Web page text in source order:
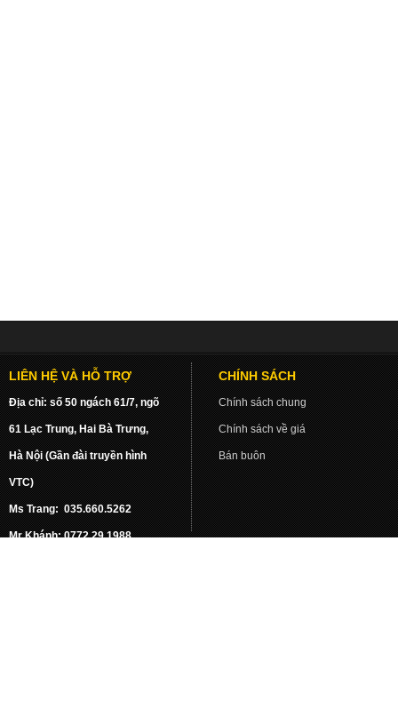
LIÊN HỆ VÀ HỖ TRỢ
Địa chỉ: số 50 ngách 61/7, ngõ
61 Lạc Trung, Hai Bà Trưng,
Hà Nội (Gần đài truyền hình
VTC)
Ms Trang: 035.660.5262
Mr Khánh: 0772.29.1988
CHÍNH SÁCH
Chính sách chung
Chính sách về giá
Bán buôn